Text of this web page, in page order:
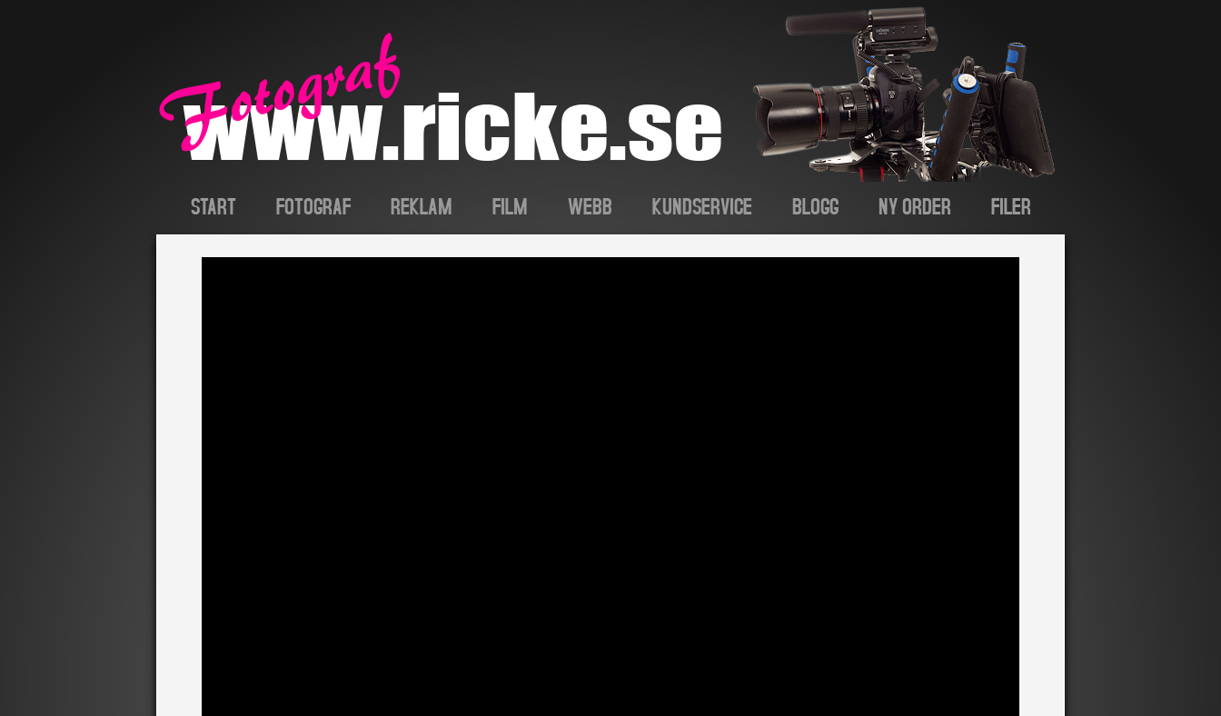
START FOTOGRAF REKLAM FILM WEBB KUNDSERVICE BLOGG NY ORDER FILER